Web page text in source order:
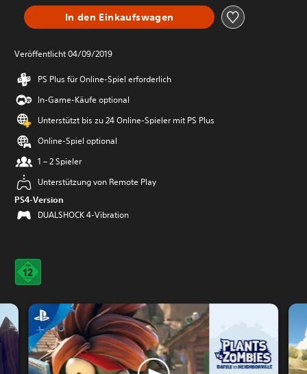
In den Einkaufswagen
Veröffentlicht 04/09/2019
PS Plus für Online-Spiel erforderlich
In-Game-Käufe optional
Unterstützt bis zu 24 Online-Spieler mit PS Plus
Online-Spiel optional
1 – 2 Spieler
Unterstützung von Remote Play
PS4-Version
DUALSHOCK 4-Vibration